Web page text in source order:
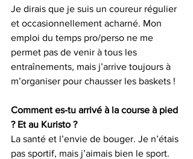
Je dirais que je suis un coureur régulier
et occasionnellement acharné. Mon
emploi du temps pro/perso ne me
permet pas de venir à tous les
entraînements, mais j’arrive toujours à
m’organiser pour chausser les baskets !
Comment es-tu arrivé à la course à pied
? Et au Kuristo ?
La santé et l’envie de bouger. Je n’étais
pas sportif, mais j’aimais bien le sport.